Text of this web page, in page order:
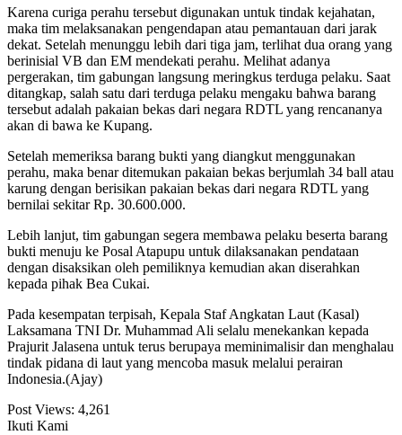
Karena curiga perahu tersebut digunakan untuk tindak kejahatan,
maka tim melaksanakan pengendapan atau pemantauan dari jarak
dekat. Setelah menunggu lebih dari tiga jam, terlihat dua orang yang
berinisial VB dan EM mendekati perahu. Melihat adanya
pergerakan, tim gabungan langsung meringkus terduga pelaku. Saat
ditangkap, salah satu dari terduga pelaku mengaku bahwa barang
tersebut adalah pakaian bekas dari negara RDTL yang rencananya
akan di bawa ke Kupang.
Setelah memeriksa barang bukti yang diangkut menggunakan
perahu, maka benar ditemukan pakaian bekas berjumlah 34 ball atau
karung dengan berisikan pakaian bekas dari negara RDTL yang
bernilai sekitar Rp. 30.600.000.
Lebih lanjut, tim gabungan segera membawa pelaku beserta barang
bukti menuju ke Posal Atapupu untuk dilaksanakan pendataan
dengan disaksikan oleh pemiliknya kemudian akan diserahkan
kepada pihak Bea Cukai.
Pada kesempatan terpisah, Kepala Staf Angkatan Laut (Kasal)
Laksamana TNI Dr. Muhammad Ali selalu menekankan kepada
Prajurit Jalasena untuk terus berupaya meminimalisir dan menghalau
tindak pidana di laut yang mencoba masuk melalui perairan
Indonesia.(Ajay)
Post Views: 4,261
Ikuti Kami